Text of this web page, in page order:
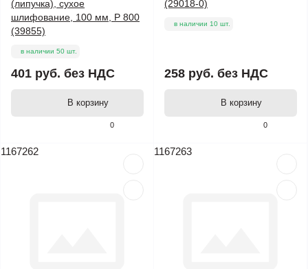
0
(липучка), сухое
шлифование, 100 мм, Р 800
(39855)
в наличии 50 шт.
401 руб. без НДС
В корзину
0
(29018-0)
в наличии 10 шт.
258 руб. без НДС
В корзину
1167262 1167263